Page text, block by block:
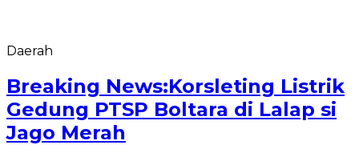
Daerah
Breaking News:Korsleting Listrik
Gedung PTSP Boltara di Lalap si
Jago Merah